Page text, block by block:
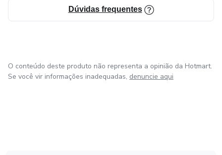
Dúvidas frequentes
O conteúdo deste produto não representa a opinião da Hotmart.
Se você vir informações inadequadas, denuncie aqui